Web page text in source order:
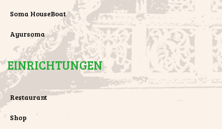
Soma HouseBoat
Ayursoma
EINRICHTUNGEN
Restaurant
Shop